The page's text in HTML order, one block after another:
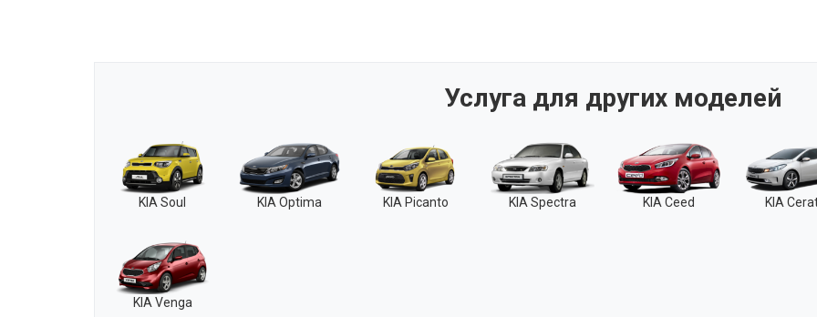
Услуга для других моделей
KIA Soul KIA Optima KIA Picanto KIA Spectra KIA Ceed KIA
KIA Venga